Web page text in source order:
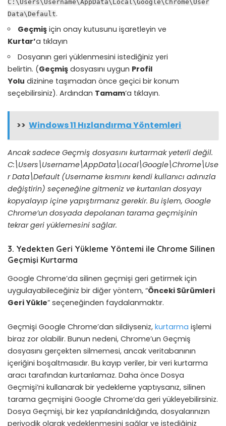
C:\Users\Username\AppData\Local\Google\Chrome\User
Data\Default.
Geçmiş için onay kutusunu işaretleyin ve
Kurtar’a tıklayın
Dosyanın geri yüklenmesini istediğiniz yeri
belirtin. (Geçmiş dosyasını uygun Profil
Yolu dizinine taşımadan önce geçici bir konum
seçebilirsiniz). Ardından Tamam‘a tıklayın.
>> Windows 11 Hızlandırma Yöntemleri
Ancak sadece Geçmiş dosyasını kurtarmak yeterli değil.
C:\Users\Username\AppData\Local\Google\Chrome\Use
r Data\Default(Username kısmını kendi kullanıcı adınızla
değiştirin) seçeneğine gitmeniz ve kurtarılan dosyayı
kopyalayıp içine yapıştırmanız gerekir. Bu işlem, Google
Chrome’un dosyada depolanan tarama geçmişinin
tekrar geri yüklemesini sağlar.
3. Yedekten Geri Yükleme Yöntemi ile Chrome Silinen
Geçmişi Kurtarma
Google Chrome’da silinen geçmişi geri getirmek için
uygulayabileceğiniz bir diğer yöntem, “Önceki Sürümleri
Geri Yükle” seçeneğinden faydalanmaktır.
Geçmişi Google Chrome’dan sildiyseniz, kurtarma işlemi
biraz zor olabilir. Bunun nedeni, Chrome’un Geçmiş
dosyasını gerçekten silmemesi, ancak veritabanının
içeriğini boşaltmasıdır. Bu kayıp veriler, bir veri kurtarma
aracı tarafından kurtarılamaz. Daha önce Dosya
Geçmişi’ni kullanarak bir yedekleme yaptıysanız, silinen
tarama geçmişini Google Chrome’da geri yükleyebilirsiniz.
Dosya Geçmişi, bir kez yapılandırıldığında, dosyalarınızın
periyodik olarak yedeklenmesini sağlar ve istediğiniz